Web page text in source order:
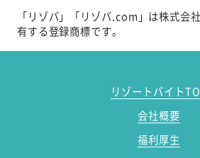
「リゾバ」「リゾバ.com」は株式会
有する登録商標です。
リゾートバイト
会社概要
福利厚生